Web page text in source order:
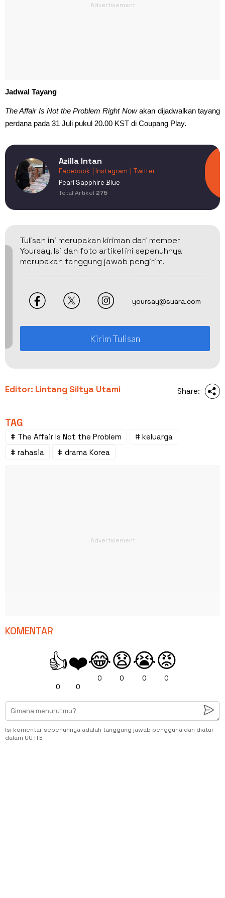
Jadwal Tayang
The Affair Is Not the Problem Right Nowakan dijadwalkan tayang
perdana pada 31 Juli pukul 20.00 KST di Coupang Play.
Azilla Intan
Facebook | Instagram
| Twitter
Pearl Sapphire Blue
Total Artikel 275
Tulisan ini merupakan kiriman dari member
Yoursay. Isi dan foto artikel ini sepenuhnya
merupakan tanggung jawab pengirim.
yoursay@suara.com
Kirim Tulisan
Editor: Lintang Siltya Utami Share:
TAG
# The Affair Is Not the Problem
# keluarga
# rahasia
# drama Korea
KOMENTAR
👍
0
❤️
0
😂
0
😧
0
😭
0
😡
0
Isi komentar sepenuhnya adalah tanggung jawab pengguna dan diatur
dalam UU ITE